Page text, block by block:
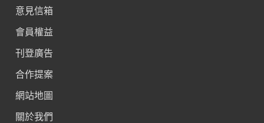
意見信箱
會員權益
刊登廣告
合作提案
網站地圖
關於我們